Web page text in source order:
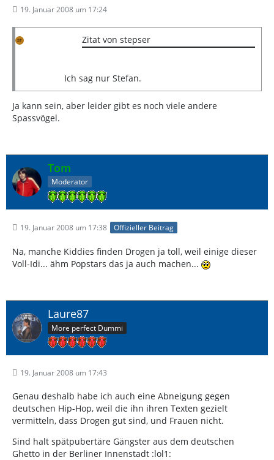
19. Januar 2008 um 17:24
Zitat von stepser
Ich sag nur Stefan.
Ja kann sein, aber leider gibt es noch viele andere
Spassvögel.
Tom
Moderator
19. Januar 2008 um 17:38 Offizieller Beitrag
Na, manche Kiddies finden Drogen ja toll, weil einige dieser
Voll-Idi... ähm Popstars das ja auch machen...
Laure87
More perfect Dummi
19. Januar 2008 um 17:43
Genau deshalb habe ich auch eine Abneigung gegen
deutschen Hip-Hop, weil die ihn ihren Texten gezielt
vermitteln, dass Drogen gut sind, und Frauen nicht.
Sind halt spätpubertäre Gängster aus dem deutschen
Ghetto in der Berliner Innenstadt :lol1: